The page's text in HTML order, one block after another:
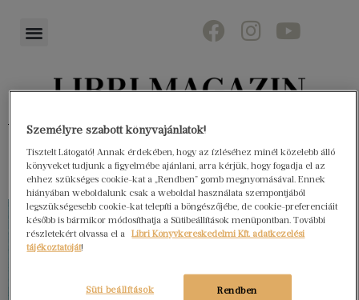
Könyvektől az olvasókig
Személyre szabott könyvajánlatok!
Tisztelt Látogató! Annak érdekében, hogy az ízléséhez minél közelebb álló
könyveket tudjunk a figyelmébe ajánlani, arra kérjük, hogy fogadja el az
ehhez szükséges cookie-kat a „Rendben” gomb megnyomásával. Ennek
hiányában weboldalunk csak a weboldal használata szempontjából
legszükségesebb cookie-kat telepíti a böngészőjébe, de cookie-preferenciáit
később is bármikor módosíthatja a Sütibeállítások menüpontban. További
részletekért olvassa el a
Libri Könyvkereskedelmi Kft. adatkezelési
tájékoztatóját!
Rendben
Süti beállítások